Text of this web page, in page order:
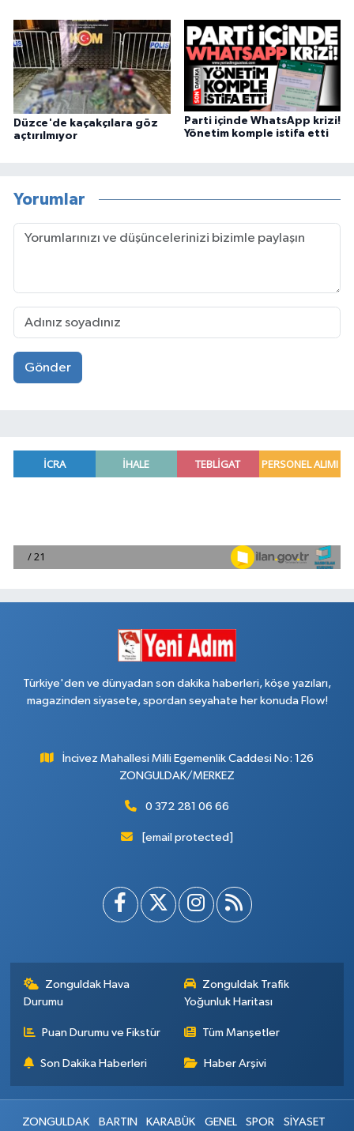
Düzce'de kaçakçılara göz
açtırılmıyor
Parti içinde WhatsApp krizi!
Yönetim komple istifa etti
Yorumlar
Gönder
Türkiye'den ve dünyadan son dakika haberleri, köşe yazıları,
magazinden siyasete, spordan seyahate her konuda Flow!
İncivez Mahallesi Milli Egemenlik Caddesi No: 126
ZONGULDAK/MERKEZ
0 372 281 06 66
[email protected]
Zonguldak Hava
Durumu
Zonguldak Trafik
Yoğunluk Haritası
Puan Durumu ve Fikstür Tüm Manşetler
Son Dakika Haberleri Haber Arşivi
ZONGULDAK BARTIN KARABÜK GENEL SPOR SİYASET